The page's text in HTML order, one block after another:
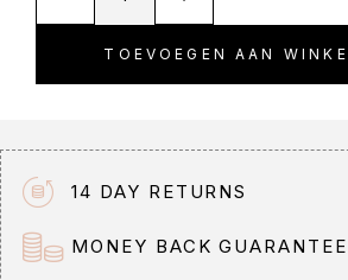
TOEVOEGEN AAN
a
t
i
v
e
14 DAY RETURNS
MONEY BACK